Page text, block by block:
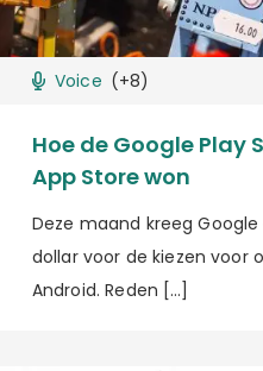
Voice (+8)
Hoe de Google Play
App Store won
Deze maand kreeg
dollar voor de kiezen voor
Android. Reden […]